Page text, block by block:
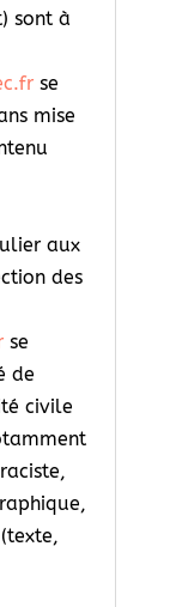
sont à
se
mise
aux
des
se
de
civile